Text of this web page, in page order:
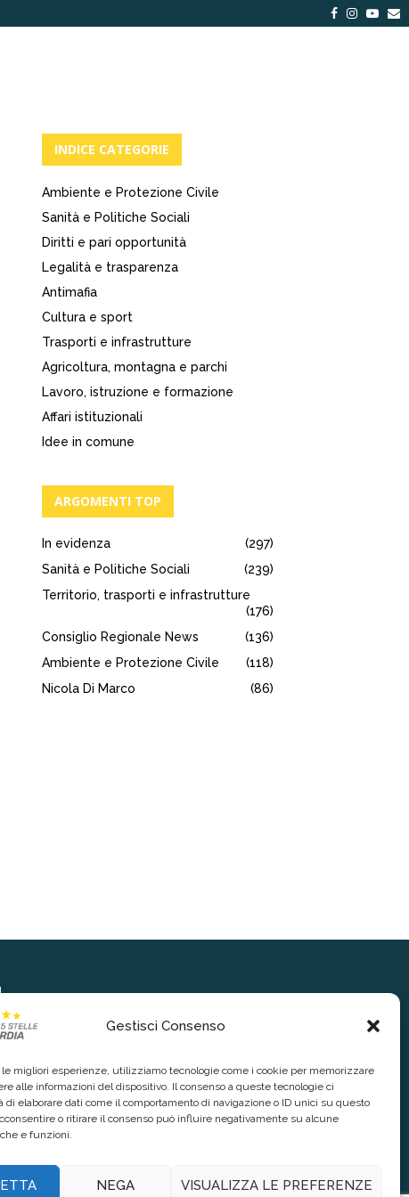
Gestisci Consenso
le migliori esperienze, utilizziamo tecnologie come i cookie per memorizzare
alle informazioni del dispositivo. Il consenso a queste tecnologie ci
di elaborare dati come il comportamento di navigazione o ID unici su questo
o ritirare il consenso può influire negativamente su alcune
e funzioni.
NEGA VISUALIZZA LE PREFERENZE
Facebook
INDICE CATEGORIE
Ambiente e Protezione Civile
Sanità e Politiche Sociali
Diritti e pari opportunità
Legalità e trasparenza
Antimafia
Cultura e sport
Trasporti e infrastrutture
Agricoltura, montagna e parchi
Lavoro, istruzione e formazione
Affari istituzionali
Idee in comune
ARGOMENTI TOP
In evidenza
(297)
Sanità e Politiche Sociali
(239)
Territorio, trasporti e infrastrutture
(176)
Consiglio Regionale News
(136)
Ambiente e Protezione Civile
(118)
Nicola Di Marco
(86)